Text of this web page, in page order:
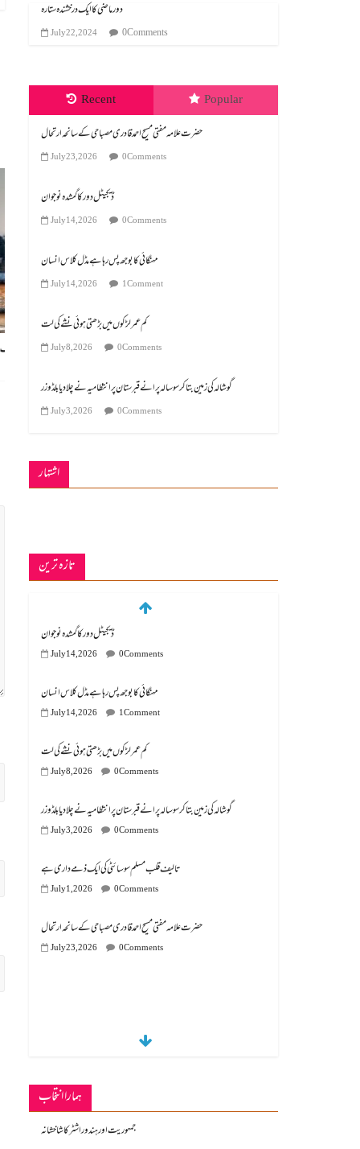
منموہن سنگھ اردو اور مسلمان
December 29, 2024
دور ماضی کا ایک درخشندہ ستارہ
July 22, 2024 0 Comments
Recent Popular
July 23, 2026 0 Comments
ڈیجیٹل دور کا گمشدہ نوجوان
July 14, 2026 0 Comments
مہنگائی کا بوجھ پس رہا ہے مڈل کلاس انسان
July 14, 2026 1 Comment
کم عمر لڑکوں میں بڑھتی ہوئی نشے کی لت
July 8, 2026 0 Comments
گوشالہ کی زمین بتا کر سوسالہ پرانے قبرستان پر انتظامیہ نے چلا دیا بلڈوزر
July 3, 2026 0 Comments
اشتہار
تازہ ترین
ڈیجیٹل دور کا گمشدہ نوجوان
July 14, 2026 0 Comments
مہنگائی کا بوجھ پس رہا ہے مڈل کلاس انسان
July 14, 2026 1 Comment
کم عمر لڑکوں میں بڑھتی ہوئی نشے کی لت
July 8, 2026 0 Comments
گوشالہ کی زمین بتا کر سوسالہ پرانے قبرستان پر انتظامیہ نے چلا دیا بلڈوزر
July 3, 2026 0 Comments
تالیف قلب مسلم سوسائٹی کی ایک ذمے داری ہے
July 1, 2026 0 Comments
July 23, 2026 0 Comments
ہمارا انتخاب
جمہوریت اور ہندو راشٹر کا شاخشانہ